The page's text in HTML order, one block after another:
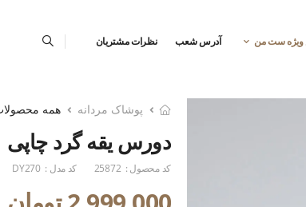
ست من آدرس شعب نظرات مشتریان
پوشاک مردانه همه
دورس یقه گرد چاپی
کد محصول : 25872 کد مدل : DY270